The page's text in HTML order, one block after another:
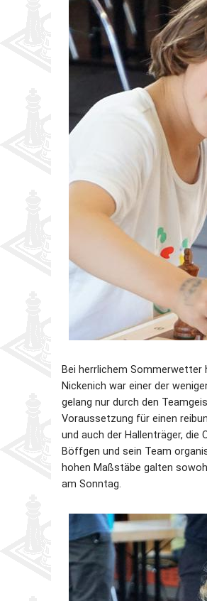
Partner
Bei herrlichem Sommerwetter
Nickenich war einer der
gelang nur durch den
Voraussetzung für einen
und auch der Hallenträger, die
Böffgen und sein Team
hohen Maßstäbe galten
am Sonntag.